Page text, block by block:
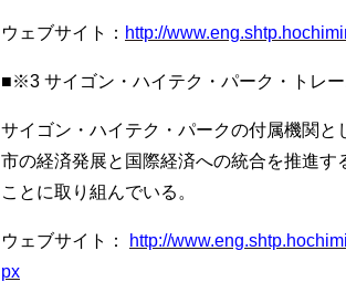
ウェブサイト： http://
■※3 サイゴン・ハイテク・パーク・トレ
サイゴン・ハイテク・パークの付属機関
市の経済発展と国際経済への統合を推進
ことに取り組んでいる。
ウェブサイト：
http://
px